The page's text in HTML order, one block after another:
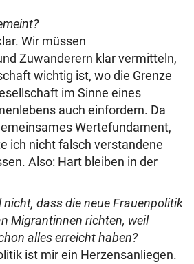
Wir müssen
Zuwanderern klar vermitteln,
wichtig ist, wo die Grenze
im Sinne eines
auch einfordern. Da
Wertefundament,
ich nicht falsch verstandene
Also: Hart bleiben in der
nicht, dass die neue Frauenpolitik
Migrantinnen richten, weil
alles erreicht haben?
ist mir ein Herzensanliegen.